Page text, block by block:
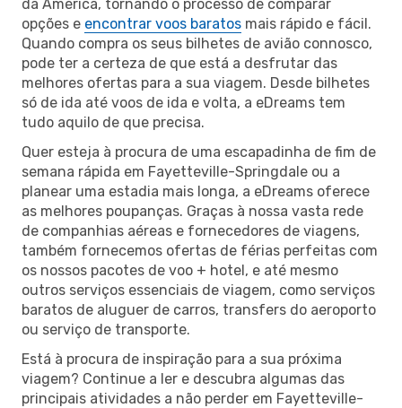
da América, tornando o processo de comparar
opções e encontrar voos baratos mais rápido e fácil.
Quando compra os seus bilhetes de avião connosco,
pode ter a certeza de que está a desfrutar das
melhores ofertas para a sua viagem. Desde bilhetes
só de ida até voos de ida e volta, a eDreams tem
tudo aquilo de que precisa.
Quer esteja à procura de uma escapadinha de fim de
semana rápida em Fayetteville-Springdale ou a
planear uma estadia mais longa, a eDreams oferece
as melhores poupanças. Graças à nossa vasta rede
de companhias aéreas e fornecedores de viagens,
também fornecemos ofertas de férias perfeitas com
os nossos pacotes de voo + hotel, e até mesmo
outros serviços essenciais de viagem, como serviços
baratos de aluguer de carros, transfers do aeroporto
ou serviço de transporte.
Está à procura de inspiração para a sua próxima
viagem? Continue a ler e descubra algumas das
principais atividades a não perder em Fayetteville-